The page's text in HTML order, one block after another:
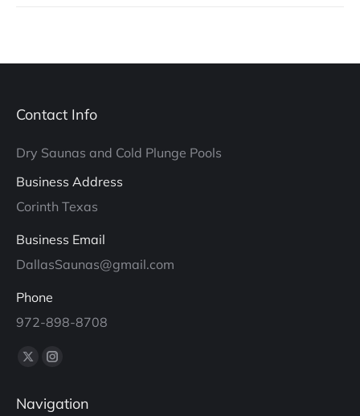
Contact Info
Dry Saunas and Cold Plunge Pools
Business Address
Corinth Texas
Business Email
DallasSaunas@gmail.com
Phone
972-898-8708
Find us on:
X
opens
Instagram
opens
Navigation